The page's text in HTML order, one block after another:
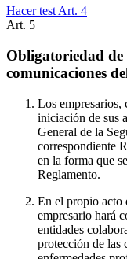
Hacer test Art. 4
Art. 5
Obligatoriedad
comunicaciones
Los empresarios,
iniciación de sus
General de la
correspondiente
en la forma que
Reglamento.
En el propio acto
empresario hará
entidades
protección de las